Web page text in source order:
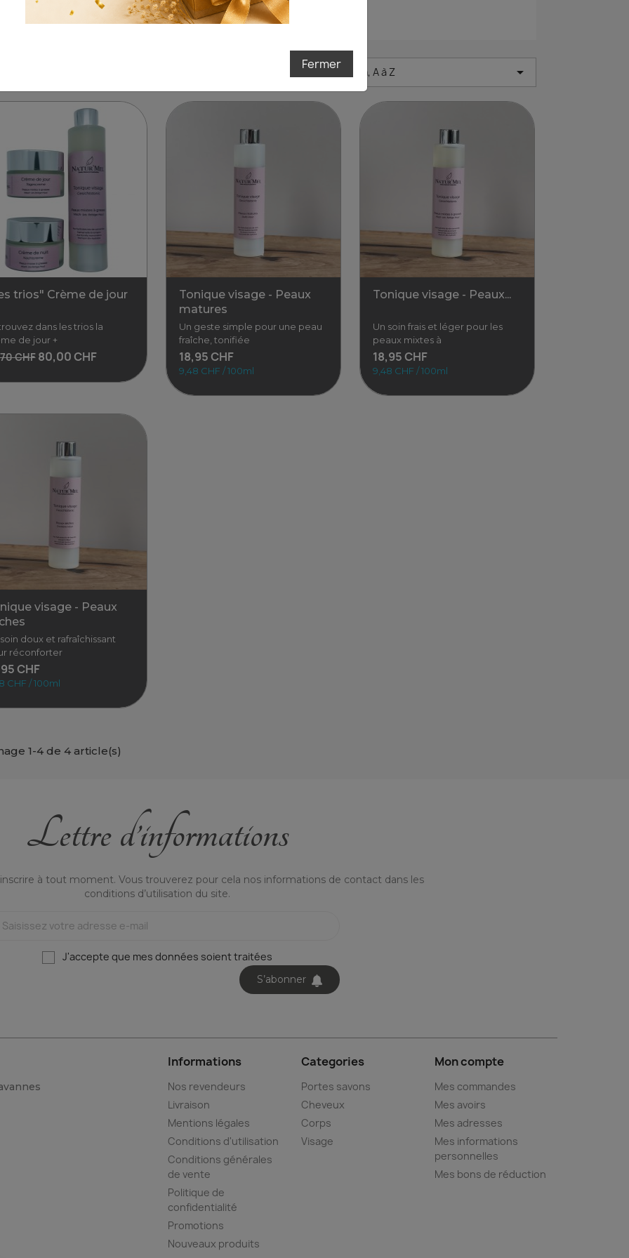
Trier par
:
Nom, A à Z 
trios" Crème de jour
dans les trios la
de jour +
CHF 80,00 CHF
trios" Crème de jour +...
dans les trios la
de jour + crème de nuit
" tonique
CHF80,00 CHF
Voir
Tonique visage - Peaux
matures
Un geste simple pour une peau
fraîche, tonifiée
18,95 CHF
9,48 CHF / 100ml
Tonique visage - Peaux...
Un soin frais et léger pour les
peaux mixtes à
18,95 CHF
9,48 CHF / 100ml
visage - Peaux
doux et rafraîchissant
réconforter
CHF
CHF / 100ml
Un soin doux et
rafraîchissant pour
CHF
1-4 de 4 article(s)
Lettre d’informations
à tout moment. Vous trouverez pour cela nos informations de contact dans les
conditions d’utilisation du site.
S’abonner
J'accepte que mes données soient traitées
Informations
Nos revendeurs
Livraison
Mentions légales
Conditions d'utilisation
Conditions générales
de vente
Politique de
confidentialité
Promotions
Nouveaux produits
Categories
Portes savons
Cheveux
Corps
Visage
Mon compte
Mes commandes
Mes avoirs
Mes adresses
Mes informations
personnelles
Mes bons de réduction
Fermer